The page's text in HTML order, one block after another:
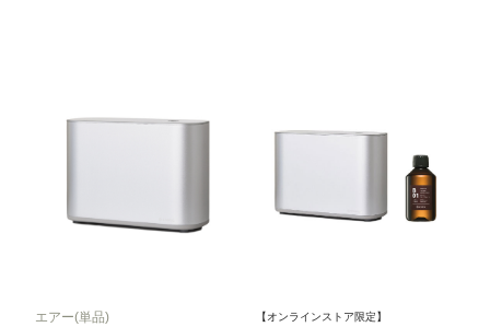
エアー(単品) 【オンラインストア限定】